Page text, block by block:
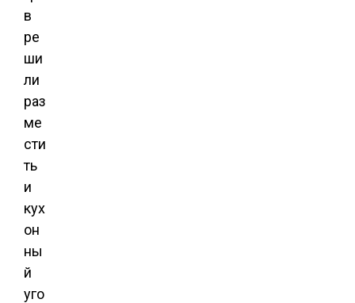
в
ре
ши
ли
раз
ме
сти
ть
и
кух
он
ны
й
уго